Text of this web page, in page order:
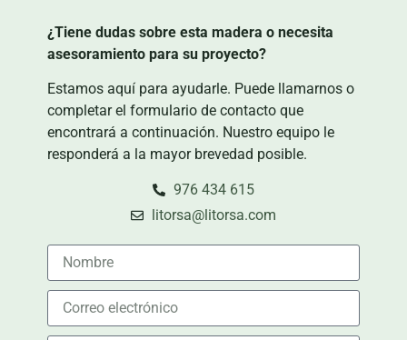
¿Tiene dudas sobre esta madera o necesita
asesoramiento para su proyecto?
Estamos aquí para ayudarle. Puede llamarnos o
completar el formulario de contacto que
encontrará a continuación. Nuestro equipo le
responderá a la mayor brevedad posible.
976 434 615
litorsa@litorsa.com